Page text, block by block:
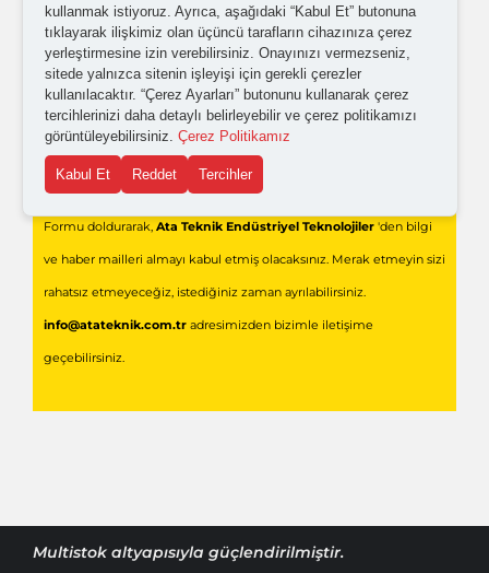
Gönder
Formu doldurarak, Ata Teknik Endüstriyel Teknolojiler'den bilgi
ve haber mailleri almayı kabul etmiş olacaksınız. Merak etmeyin sizi
rahatsız etmeyeceğiz, istediğiniz zaman ayrılabilirsiniz.
info@atateknik.com.tradresimizden bizimle iletişime
geçebilirsiniz.
Multistok altyapısıyla güçlendirilmiştir.
kullanmak istiyoruz. Ayrıca, aşağıdaki “Kabul Et” butonuna
tıklayarak ilişkimiz olan üçüncü tarafların cihazınıza çerez
yerleştirmesine izin verebilirsiniz. Onayınızı vermezseniz,
sitede yalnızca sitenin işleyişi için gerekli çerezler
kullanılacaktır. “Çerez Ayarları” butonunu kullanarak çerez
tercihlerinizi daha detaylı belirleyebilir ve çerez politikamızı
görüntüleyebilirsiniz. Çerez Politikamız
Kabul Et Reddet Tercihler